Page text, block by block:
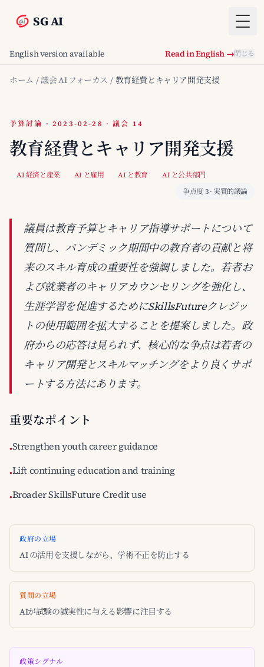
SG AI
English version available Read in English →閉じる
ホーム / 議会 AI フォーカス / 教育経費とキャリア開発支援
予算討論 · 2023-02-28 · 議会 14
教育経費とキャリア開発支援
AI 経済と産業 AI と雇用 AI と教育
AI と公共部門
争点度 3 · 実質的議論
議員は教育予算とキャリア指導サポートについて
質問し、パンデミック期間中の教育者の貢献と将
来のスキル育成の重要性を強調しました。若者お
よび就業者のキャリアカウンセリングを強化し、
生涯学習を促進するためにSkillsFutureクレジッ
トの使用範囲を拡大することを提案しました。政
府からの応答は見られず、核心的な争点は若者の
キャリア開発とスキルマッチングをより良くサポ
ートする方法にあります。
重要なポイント
•Strengthen youth career guidance
•Lift continuing education and training
•Broader SkillsFuture Credit use
政府の立場
AI の活用を支援しながら、学術不正を防止する
質問の立場
AIが試験の誠実性に与える影響に注目する
政策シグナル